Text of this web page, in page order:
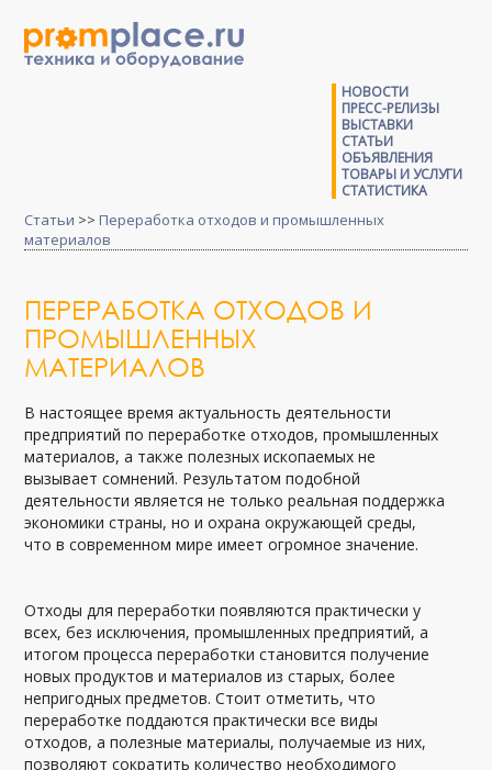
НОВОСТИ
ПРЕСС-РЕЛИЗЫ
ВЫСТАВКИ
СТАТЬИ
ОБЪЯВЛЕНИЯ
ТОВАРЫ И УСЛУГИ
СТАТИСТИКА
Статьи >> Переработка отходов и промышленных
материалов
ПЕРЕРАБОТКА ОТХОДОВ И
ПРОМЫШЛЕННЫХ
МАТЕРИАЛОВ
В настоящее время актуальность деятельности
предприятий по переработке отходов, промышленных
материалов, а также полезных ископаемых не
вызывает сомнений. Результатом подобной
деятельности является не только реальная поддержка
экономики страны, но и охрана окружающей среды,
что в современном мире имеет огромное значение.
Отходы для переработки появляются практически у
всех, без исключения, промышленных предприятий, а
итогом процесса переработки становится получение
новых продуктов и материалов из старых, более
непригодных предметов. Стоит отметить, что
переработке поддаются практически все виды
отходов, а полезные материалы, получаемые из них,
позволяют сократить количество необходимого